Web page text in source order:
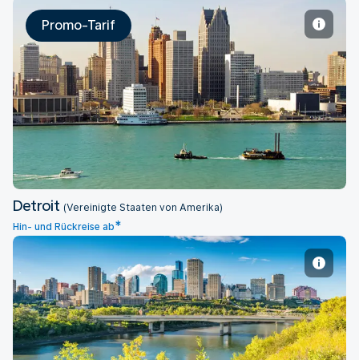
Detroit
Promo-Tarif
Detroit (Vereinigte Staaten von Amerika)
Hin- und Rückreise ab*
Edmonton